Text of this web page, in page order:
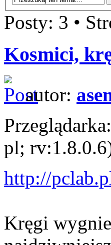
Posty: 3 •
Kosmici,
autor:
pl;
http://
Kręgi